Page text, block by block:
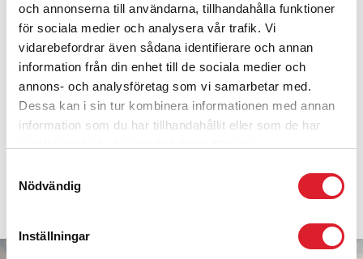
och annonserna till användarna, tillhandahålla funktioner
för sociala medier och analysera vår trafik. Vi
vidarebefordrar även sådana identifierare och annan
information från din enhet till de sociala medier och
annons- och analysföretag som vi samarbetar med.
Dessa kan i sin tur kombinera informationen med annan
information som du har tillhandahållit eller som de har
Nödvändig
Inställningar
Orsa
Vansbro
Filipstad
Storfors
Kristinehamn